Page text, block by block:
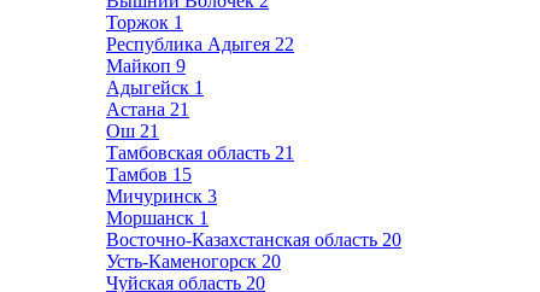
Торжок 1
Республика Адыгея 22
Майкоп 9
Адыгейск 1
Астана 21
Ош 21
Тамбовская область 21
Тамбов 15
Мичуринск 3
Моршанск 1
Восточно-Казахстанская область 20
Усть-Каменогорск 20
Чуйская область 20